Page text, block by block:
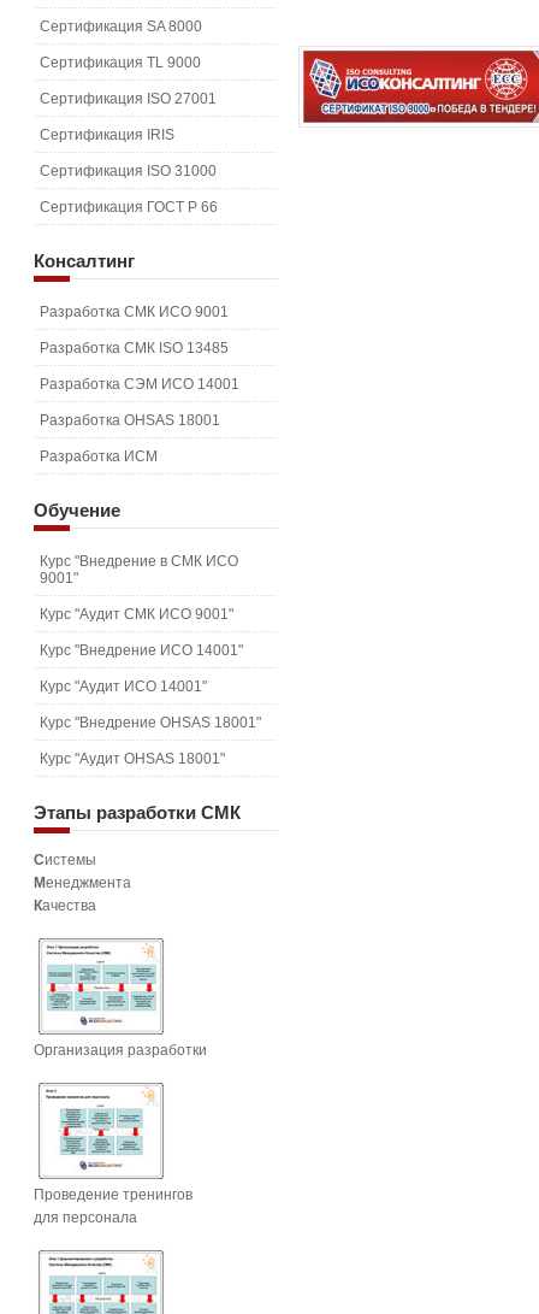
Сертификация SA 8000
Сертификация TL 9000
Сертификация ISO 27001
Сертификация IRIS
Сертификация ISO 31000
Сертификация ГОСТ Р 66
Консалтинг
Разработка СМК ИСО 9001
Разработка СМК ISO 13485
Разработка СЭМ ИСО 14001
Разработка OHSAS 18001
Разработка ИСМ
Обучение
Курс "Внедрение в СМК ИСО
9001"
Курс "Аудит СМК ИСО 9001"
Курс "Внедрение ИСО 14001"
Курс "Аудит ИСО 14001"
Курс "Внедрение OHSAS 18001"
Курс "Аудит OHSAS 18001"
Этапы разработки СМК
Системы
Менеджмента
Качества
Организация разработки
Проведение тренингов
для персонала